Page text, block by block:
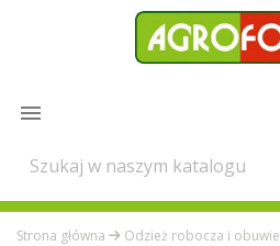

Strona główna Odzież robocza i obuwie